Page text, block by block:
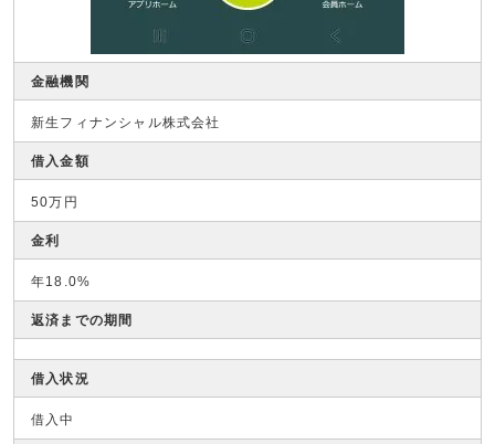
金融機関
新生フィナンシャル株式会社
借入金額
50万円
金利
年18.0%
返済までの期間
借入状況
借入中